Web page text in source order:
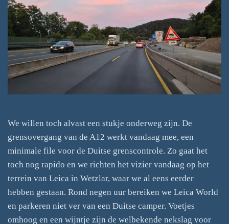
We willen toch alvast een stukje onderweg zijn. De
grensovergang van de A12 werkt vandaag mee, een
minimale file voor de Duitse grenscontrole. Zo gaat het
toch nog rapido en we richten het vizier vandaag op het
terrein van Leica in Wetzlar, waar we al eens eerder
hebben gestaan. Rond negen uur bereiken we Leica World
en parkeren niet ver van een Duitse camper. Voetjes
omhoog en een wijntje zijn de welbekende nekslag voor